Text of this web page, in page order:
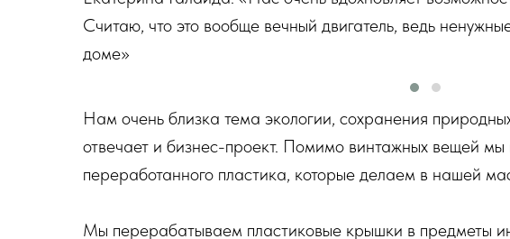
Считаю, что это вообще вечный двигатель, ведь
доме»
Нам очень близка тема экологии, сохранения
отвечает и бизнес-проект. Помимо винтажных вещей
переработанного пластика, которые делаем в нашей
Мы перерабатываем пластиковые крышки в предметы